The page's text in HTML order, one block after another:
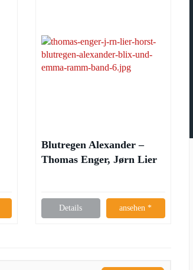
Blutregen Alexander –
Thomas Enger, Jørn Lier
Details ansehen *